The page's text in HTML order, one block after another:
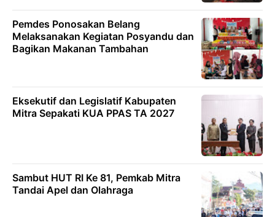
Pemdes Ponosakan Belang
Melaksanakan Kegiatan Posyandu dan
Bagikan Makanan Tambahan
Eksekutif dan Legislatif Kabupaten
Mitra Sepakati KUA PPAS TA 2027
Sambut HUT RI Ke 81, Pemkab Mitra
Tandai Apel dan Olahraga